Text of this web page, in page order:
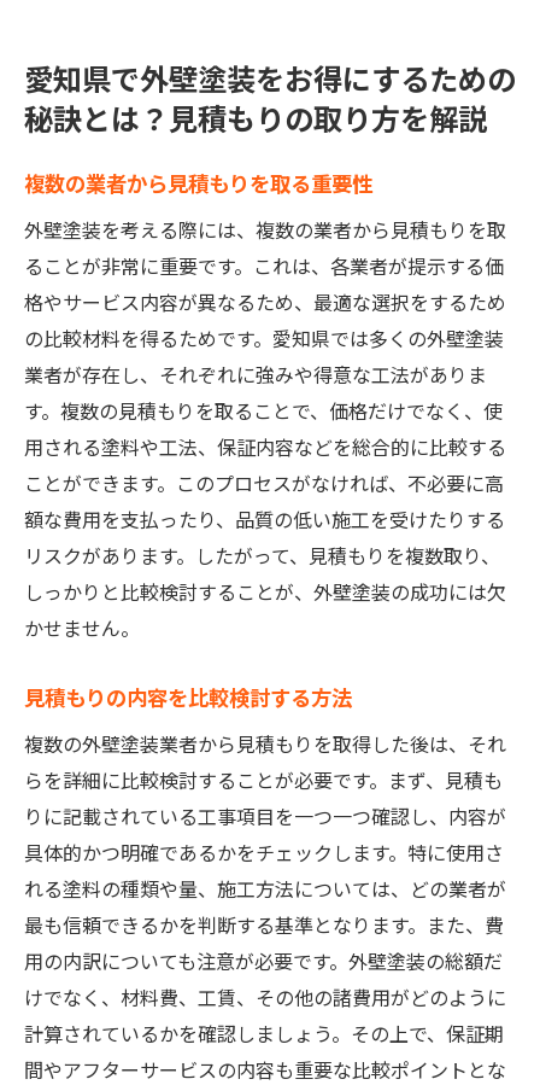
見積もりを取るタイミングとその効果
外壁塗装の費用を抑えるコツ解説！愛知県の業
者選びで重要なポイント
口コミ情報を活用する方法
地元の業者と全国展開業者の違い
過去の施工事例をチェックする
アフターサービスの有無と重要性
業者選びで失敗しないための注意点
愛知県での外壁塗装費用比較！季節やタイミン
グで違う費用について詳述
季節ごとの外壁塗装費用の変動
オフシーズンに塗装するメリット
需要と供給の関係で変わる費用
費用を抑えるタイミングの見極め方
費用変動を理解して賢く計画を立てる
外壁塗装の見積もりを取る際の注意点愛知県で
の具体例を紹介
具体的な見積もり例の紹介
見積もりに含まれるべき項目
隠れた追加費用を見極める方法
施工前の現地調査の重要性
見積もり内容を細かく確認する
信頼できる業者からの見積もり取得術
愛知県で外壁塗装をお得にするための
秘訣とは？見積もりの取り方を解説
複数の業者から見積もりを取る重要性
外壁塗装を考える際には、複数の業者から見積もりを取
ることが非常に重要です。これは、各業者が提示する価
格やサービス内容が異なるため、最適な選択をするため
の比較材料を得るためです。愛知県では多くの外壁塗装
業者が存在し、それぞれに強みや得意な工法がありま
す。複数の見積もりを取ることで、価格だけでなく、使
用される塗料や工法、保証内容などを総合的に比較する
ことができます。このプロセスがなければ、不必要に高
額な費用を支払ったり、品質の低い施工を受けたりする
リスクがあります。したがって、見積もりを複数取り、
しっかりと比較検討することが、外壁塗装の成功には欠
かせません。
見積もりの内容を比較検討する方法
複数の外壁塗装業者から見積もりを取得した後は、それ
らを詳細に比較検討することが必要です。まず、見積も
りに記載されている工事項目を一つ一つ確認し、内容が
具体的かつ明確であるかをチェックします。特に使用さ
れる塗料の種類や量、施工方法については、どの業者が
最も信頼できるかを判断する基準となります。また、費
用の内訳についても注意が必要です。外壁塗装の総額だ
けでなく、材料費、工賃、その他の諸費用がどのように
計算されているかを確認しましょう。その上で、保証期
間やアフターサービスの内容も重要な比較ポイントとな